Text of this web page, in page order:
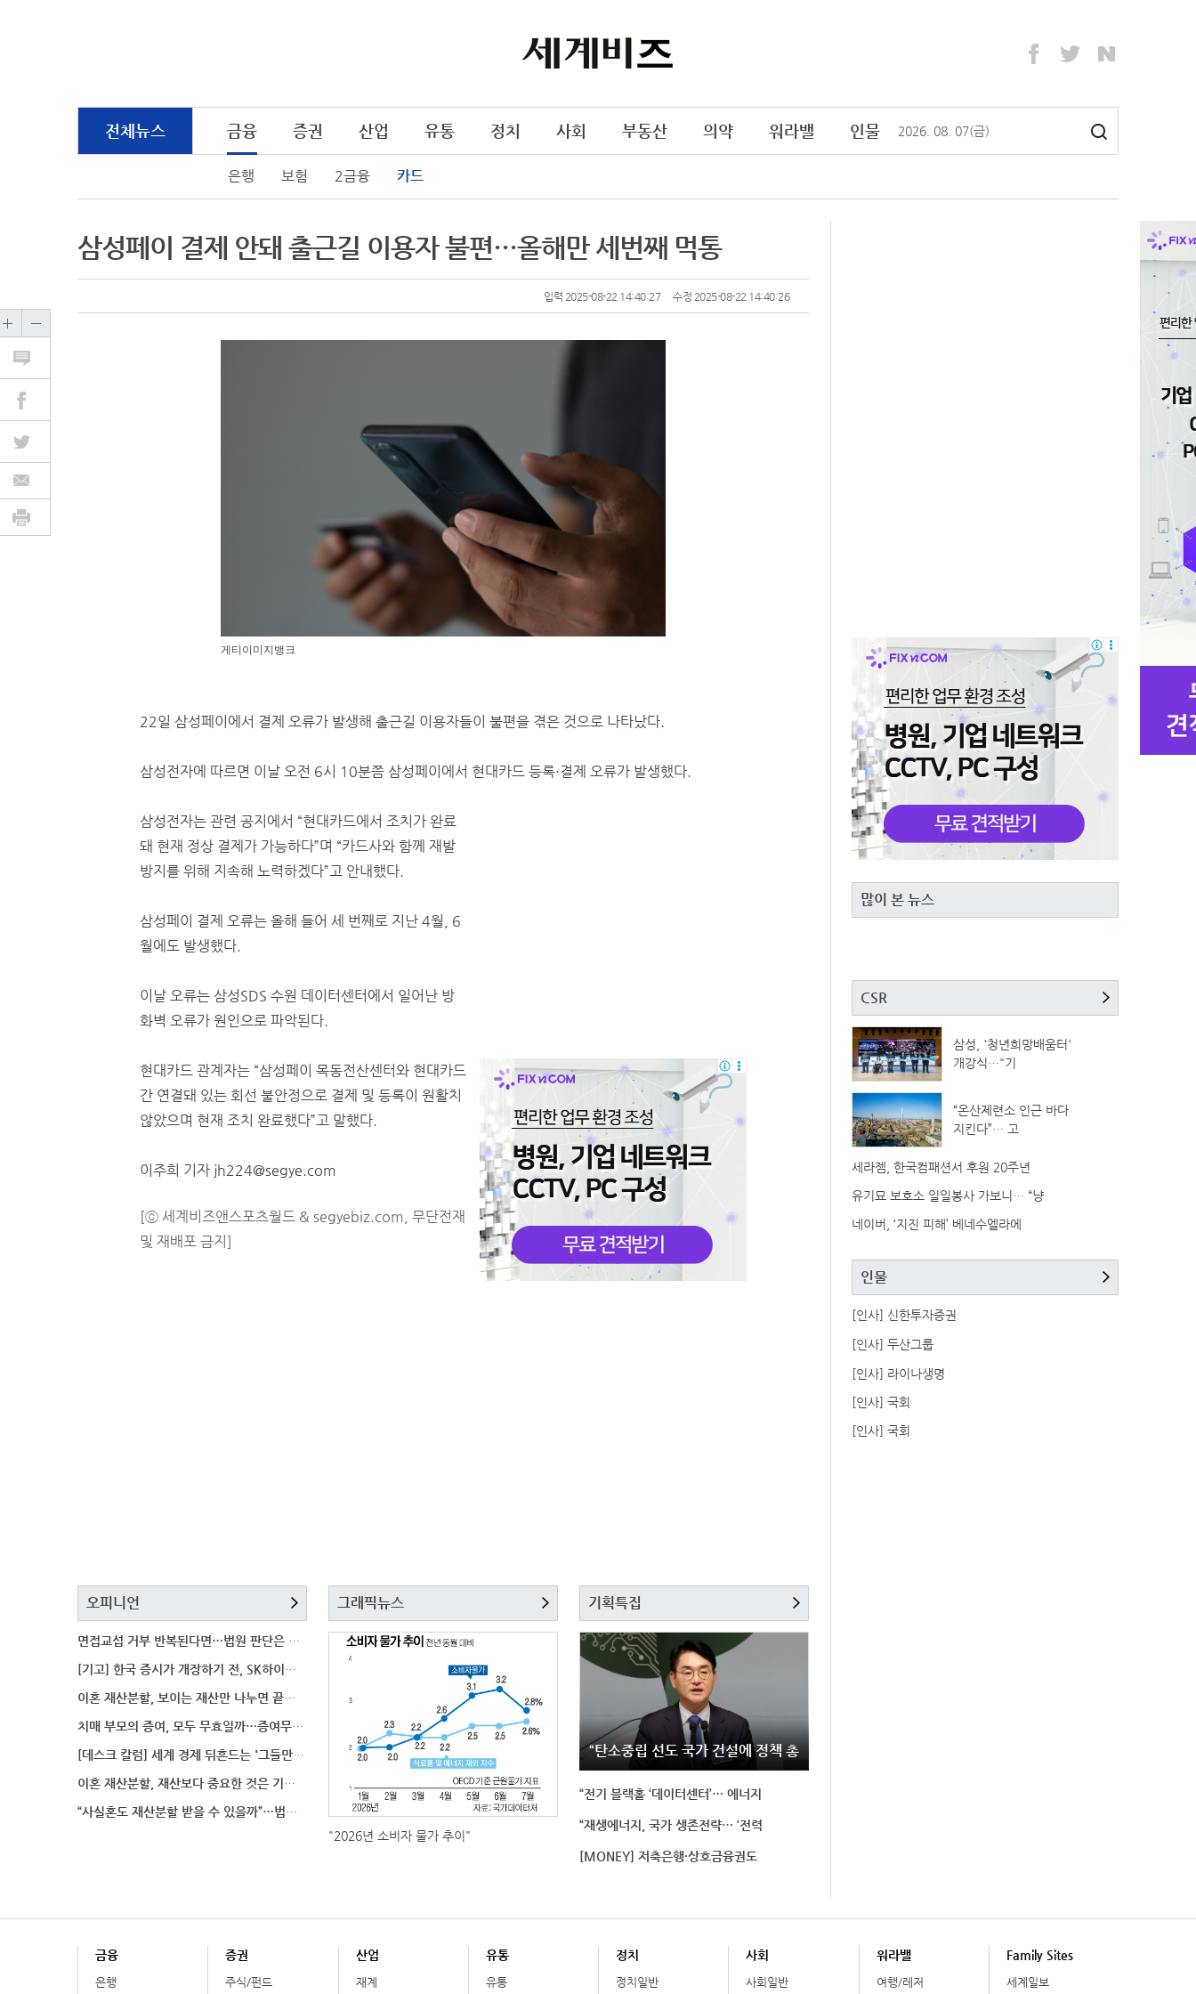
전체뉴스 금융
은행 보험 2금융 카드
증권 산업 유통 정치 사회 부동산 의약 워라밸 인물 2026 08 07(금)
삼성페이 결제 안돼 출근길 이용자 불편…올해만 세번째 먹통
입력 2025-08-22 14:40:27 수정 2025-08-22 14:40:26
게티이미지뱅크
22일 삼성페이에서 결제 오류가 발생해 출근길 이용자들이 불편을 겪은 것으로 나타났다.
삼성전자에 따르면 이날 오전 6시 10분쯤 삼성페이에서 현대카드 등록·결제 오류가 발생했다.
삼성전자는 관련 공지에서 “현대카드에서 조치가 완료
돼 현재 정상 결제가 가능하다”며 “카드사와 함께 재발
방지를 위해 지속해 노력하겠다”고 안내했다.
삼성페이 결제 오류는 올해 들어 세 번째로 지난 4월, 6
월에도 발생했다.
이날 오류는 삼성SDS 수원 데이터센터에서 일어난 방
화벽 오류가 원인으로 파악된다.
현대카드 관계자는 “삼성페이 목동전산센터와 현대카드
간 연결돼 있는 회선 불안정으로 결제 및 등록이 원활치
않았으며 현재 조치 완료했다”고 말했다.
이주희 기자 jh224@segye.com
[ⓒ 세계비즈앤스포츠월드 & segyebiz.com, 무단전재
및 재배포 금지]
오피니언
면접교섭 거부 반복된다면…법원 판단은 달라질까
[기고] 한국 증시가 개장하기 전, SK하이닉스 가격은
이혼 재산분할, 보이는 재산만 나누면 끝일까…숨겨진 자
치매 부모의 증여, 모두 무효일까…증여무효 분쟁에서 법
[데스크 칼럼] 세계 경제 뒤흔드는 '그들만의 언어'
이혼 재산분할, 재산보다 중요한 것은 기여도 입증
“사실혼도 재산분할 받을 수 있을까”…법원이 살펴보는
그래픽뉴스
"2026년 소비자 물가 추이"
기획특집
“탄소중립 선도 국가 건설에 정책 총
“전기 블랙홀 ‘데이터센터’… 에너지
“재생에너지, 국가 생존전략… ‘전력
[MONEY] 저축은행·상호금융권도
많이 본 뉴스
CSR
삼성, '청년희망배움터'
개강식…"기
“온산제련소 인근 바다
지킨다”… 고
세라젬, 한국컴패션서 후원 20주년
유기묘 보호소 일일봉사 가보니… “냥
네이버, ‘지진 피해’ 베네수엘라에
인물
[인사] 신한투자증권
[인사] 두산그룹
[인사] 라이나생명
[인사] 국회
[인사] 국회
금융
은행
증권
주식/펀드
산업
재계
유통
유통
정치
정치일반
사회
사회일반
워라밸
여행/레저
Family Sites
세계일보